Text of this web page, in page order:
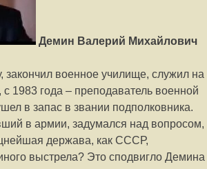
Демин Валерий Михайлович
закончил военное училище, служил на
1983 года – преподаватель военной
в запас в звании подполковника.
в армии, задумался над вопросом,
держава, как СССР,
выстрела? Это сподвигло Демина